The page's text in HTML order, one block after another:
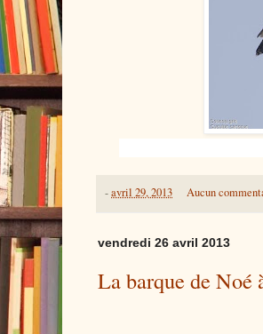
-avril 29, 2013 Aucun
vendredi 26 avril 2013
La barque de Noé